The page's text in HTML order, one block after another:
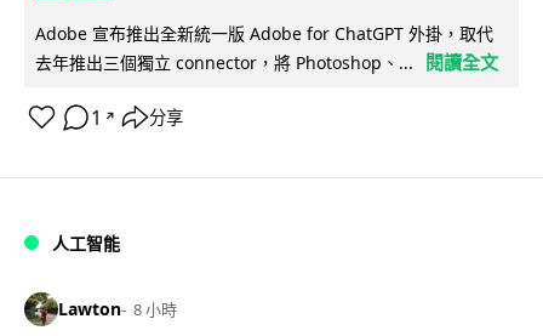
Adobe 宣布推出全新統一版 Adobe for ChatGPT 外掛，取代
去年推出三個獨立 connector，將 Photoshop、...
閱讀全文
1 ↗ 分享
人工智能
Lawton 8 小時